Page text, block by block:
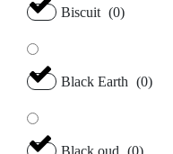
Biscuit (0)
Black Earth (0)
Black oud (0)